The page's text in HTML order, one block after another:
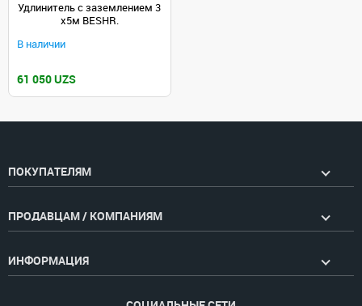
Удлинитель с заземлением 3
х5м BESHR.
В наличии
61 050 UZS
ПОКУПАТЕЛЯМ
ПРОДАВЦАМ / КОМПАНИЯМ
ИНФОРМАЦИЯ